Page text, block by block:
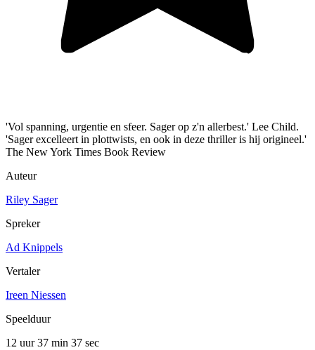
'Vol spanning, urgentie en sfeer. Sager op z'n allerbest.' Lee Child.
'Sager excelleert in plottwists, en ook in deze thriller is hij origineel.'
The New York Times Book Review
Auteur
Riley Sager
Spreker
Ad Knippels
Vertaler
Ireen Niessen
Speelduur
12 uur 37 min 37 sec